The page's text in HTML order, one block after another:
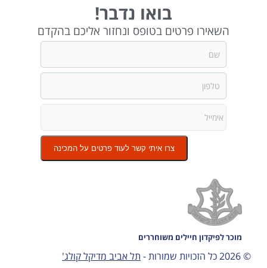
בואו נדבר!
השאירו פרטים בטופס ונחזור אליכם בהקדם
צרו איתי קשר לעוד פרטים על המכינה
מוכר לפיקדון חיילים משוחררים
© 2026 כל הזכויות שמורות - תל אביב מדיקל קולג'